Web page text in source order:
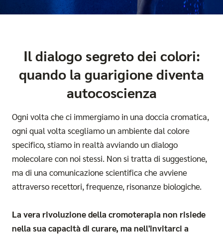
Il dialogo segreto dei colori:
quando la guarigione diventa
autocoscienza
Ogni volta che ci immergiamo in una doccia cromatica,
ogni qual volta scegliamo un ambiente dal colore
specifico, stiamo in realtà avviando un dialogo
molecolare con noi stessi. Non si tratta di suggestione,
ma di una comunicazione scientifica che avviene
attraverso recettori, frequenze, risonanze biologiche.
La vera rivoluzione della cromoterapia non risiede
nella sua capacità di curare, ma nell'invitarci a